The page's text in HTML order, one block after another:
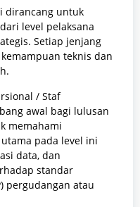
dirancang untuk
level pelaksana
Setiap jenjang
teknis dan
/ Staf
awal bagi lulusan
memahami
pada level ini
data, dan
standar
pergudangan atau